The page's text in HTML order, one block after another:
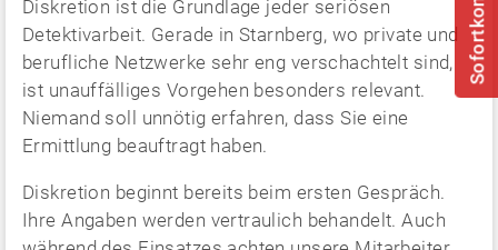
Diskretion ist die Grundlage jeder seriösen
Detektivarbeit. Gerade in Starnberg, wo private und
berufliche Netzwerke sehr eng verschachtelt sind,
ist unauffälliges Vorgehen besonders relevant.
Niemand soll unnötig erfahren, dass Sie eine
Ermittlung beauftragt haben.
Diskretion beginnt bereits beim ersten Gespräch.
Ihre Angaben werden vertraulich behandelt. Auch